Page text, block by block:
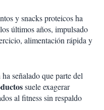
y snacks proteicos ha
últimos años, impulsado
alimentación rápida y
señalado que parte del
suele exagerar
al fitness sin respaldo